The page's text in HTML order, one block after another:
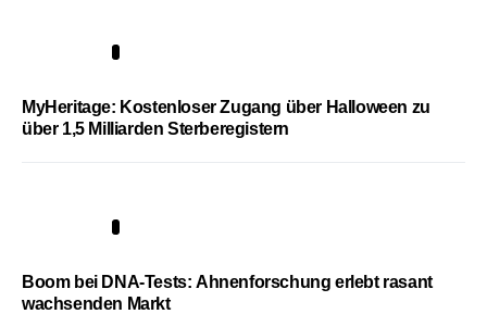
MyHeritage: Kostenloser Zugang über Halloween zu
über 1,5 Milliarden Sterberegistern
Boom bei DNA-Tests: Ahnenforschung erlebt rasant
wachsenden Markt